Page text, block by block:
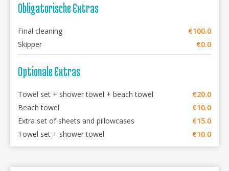
Obligatorische Extras
Final cleaning
€100.0
Skipper
€0.0
Optionale Extras
Towel set + shower towel + beach towel
€20.0
Beach towel
€10.0
Extra set of sheets and pillowcases
€15.0
Towel set + shower towel
€10.0